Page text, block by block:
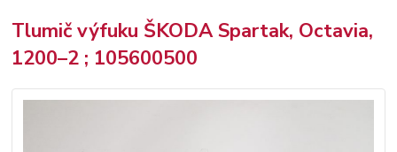
Tlumič výfuku ŠKODA Spartak, Octavia,
1200–2 ; 105600500